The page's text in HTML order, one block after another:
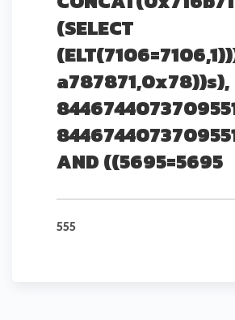
(SELECT
a787871,0x78))s),
AND ((5695=5695
555